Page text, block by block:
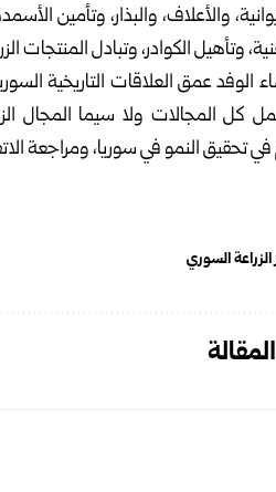
والأعلاف، والبذار، وتأمين
وتأهيل الكوادر، وتبادل
الوفد عمق العلاقات التاريخية
كل المجالات ولا سيما المجال
تحقيق النمو في سوريا، ومراجعة
الزراعة السوري